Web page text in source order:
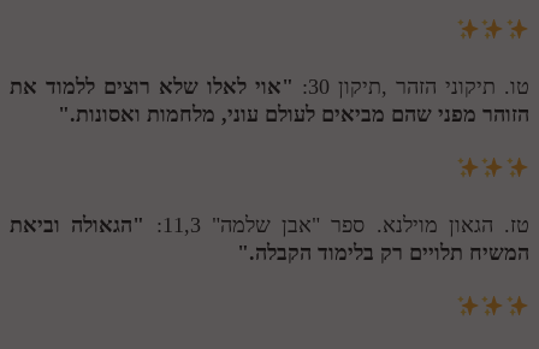
טו. תיקוני הזהר ,תיקון 30:
"אוי לאלו שלא רוצים ללמוד את
הזוהר מפני שהם מביאים לעולם עוני, מלחמות ואסונות."
טז. הגאון מוילנא. ספר "אבן שלמה" 11,3:
"הגאולה וביאת
המשיח תלויים רק בלימוד הקבלה."